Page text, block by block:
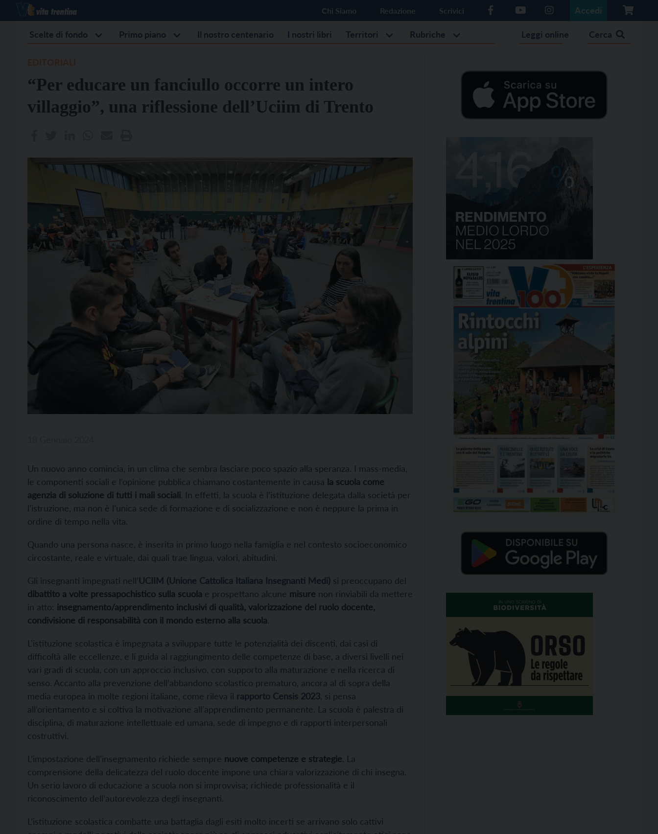
Chi Siamo Redazione Scrivici Accedi
Scelte di fondo Primo piano Il nostro centenario I nostri libri Territori Rubriche Leggi online Cerca
“Per educare un fanciullo occorre un intero
villaggio”, una riflessione dell’Uciim di Trento
Un nuovo anno comincia, in un clima che sembra lasciare poco spazio alla speranza. I mass-media,
le componenti sociali e l’opinione pubblica chiamano costantemente in causa la scuola come
agenzia di soluzione di tutti i mali sociali. In effetti, la scuola è l’istituzione delegata dalla società per
l’istruzione, ma non è l’unica sede di formazione e di socializzazione e non è neppure la prima in
ordine di tempo nella vita.
Quando una persona nasce, è inserita in primo luogo nella famiglia e nel contesto socioeconomico
circostante, reale e virtuale, dai quali trae lingua, valori, abitudini.
Gli insegnanti impegnati nell’UCIIM (Unione Cattolica Italiana Insegnanti Medi) si preoccupano del
dibattito a volte pressapochistico sulla scuola e prospettano alcune misure non rinviabili da mettere
in atto: insegnamento/apprendimento inclusivi di qualità, valorizzazione del ruolo docente,
condivisione di responsabilità con il mondo esterno alla scuola.
L’istituzione scolastica è impegnata a sviluppare tutte le potenzialità dei discenti, dai casi di
difficoltà alle eccellenze, e li guida al raggiungimento delle competenze di base, a diversi livelli nei
vari gradi di scuola, con un approccio inclusivo, con supporto alla maturazione e nella ricerca di
senso. Accanto alla prevenzione dell’abbandono scolastico prematuro, ancora al di sopra della
media europea in molte regioni italiane, come rileva il rapporto Censis 2023 , si pensa
all’orientamento e si coltiva la motivazione all’apprendimento permanente. La scuola è palestra di
disciplina, di maturazione intellettuale ed umana, sede di impegno e di rapporti interpersonali
costruttivi.
L’impostazione dell’insegnamento richiede sempre nuove competenze e strategie. La
comprensione della delicatezza del ruolo docente impone una chiara valorizzazione di chi insegna.
Un serio lavoro di educazione a scuola non si improvvisa; richiede professionalità e il
riconoscimento dell’autorevolezza degli insegnanti.
L’istituzione scolastica combatte una battaglia dagli esiti molto incerti se arrivano solo cattivi